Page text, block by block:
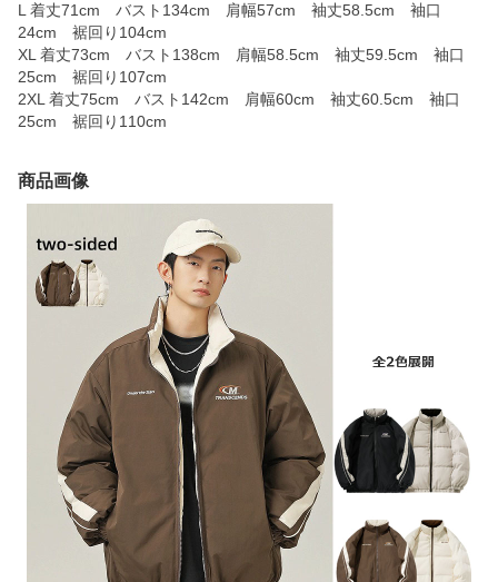
L 着丈71cm バスト134cm 肩幅57cm 袖丈58.5cm 袖口
24cm 裾回り104cm
XL 着丈73cm バスト138cm 肩幅58.5cm 袖丈59.5cm 袖口
25cm 裾回り107cm
2XL 着丈75cm バスト142cm 肩幅60cm 袖丈60.5cm 袖口
25cm 裾回り110cm
商品画像